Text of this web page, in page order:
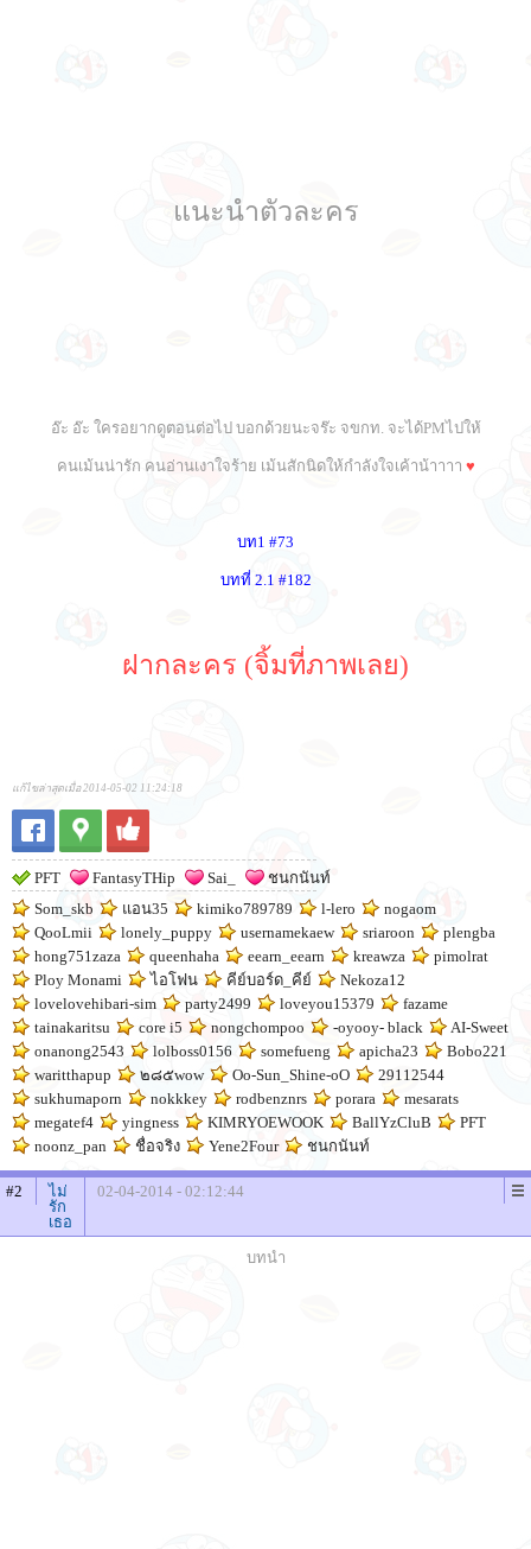
แนะนำตัวละคร
อ๊ะ อ๊ะ ใครอยากดูตอนต่อไป บอกด้วยนะจร๊ะ จขกท. จะได้PMไปให้
คนเม้นน่ารัก คนอ่านเงาใจร้าย เม้นสักนิดให้กำลังใจเค้าน้าาาา ♥
บท1 #73
บทที่ 2.1 #182
ฝากละคร (จิ้มที่ภาพเลย)
แก้ไขล่าสุดเมื่อ 2014-05-02 11:24:18
PFT FantasyTHip Sai_
ชนกนันท์
Som_skb
แอน35 kimiko789789 l-lero
nogaom
QooLmii
lonely_puppy usernamekaew sriaroon
plengba
hong751zaza
queenhaha eearn_eearn kreawza
pimolrat
Ploy Monami
ไอโฟน คีย์บอร์ด_คีย์
Nekoza12
lovelovehibari-sim
party2499 loveyou15379
fazame
tainakaritsu
core i5 nongchompoo -oyooy- black
AI-Sweet
onanong2543
lolboss0156 somefueng apicha23
Bobo221
waritthapup
๒๘๕wow Oo-Sun_Shine-oO
29112544
sukhumaporn
nokkkey rodbenznrs porara
mesarats
megatef4
yingness KIMRYOEWOOK BallYzCluB
PFT
noonz_pan
ชื่อจริง Yene2Four ชนกนันท์
#2
ไม่
รัก
เธอ
02-04-2014 - 02:12:44
บทนำ